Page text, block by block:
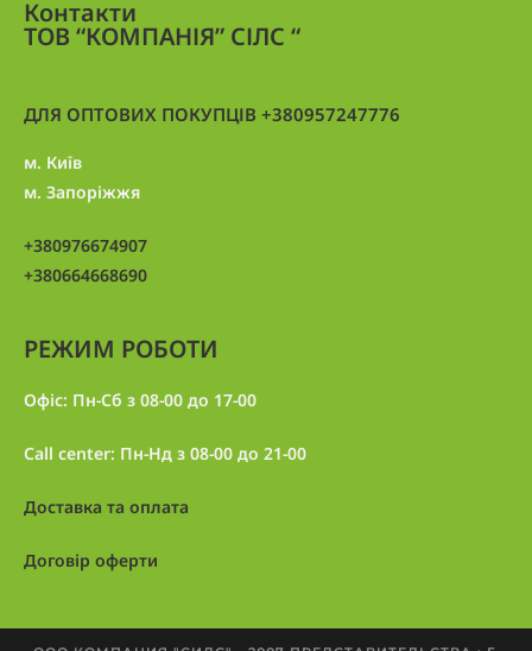
Контакти
ТОВ “КОМПАНІЯ” СІЛС “
ДЛЯ ОПТОВИХ ПОКУПЦІВ +380957247776
м. Київ
м. Запоріжжя
+380976674907
+380664668690
РЕЖИМ РОБОТИ
Офіс: Пн-Сб з 08-00 до 17-00
Call center: Пн-Нд з 08-00 до 21-00
Доставка та оплата
Договір оферти